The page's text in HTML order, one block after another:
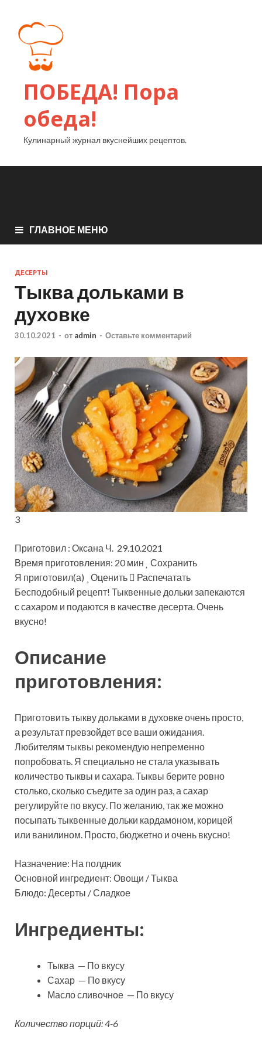
ПОБЕДА! Пора
обеда!
Кулинарный журнал вкуснейших рецептов.
ГЛАВНОЕ МЕНЮ
ДЕСЕРТЫ
Тыква дольками в
духовке
30.10.2021 - от admin - Оставьте комментарий
3
Приготовил : Оксана Ч. 29.10.2021
Время приготовления: 20 мин
Сохранить
Я приготовил(а)
Оценить
Распечатать
Бесподобный рецепт! Тыквенные дольки запекаются
с сахаром и подаются в качестве десерта. Очень
вкусно!
Описание
приготовления:
Приготовить тыкву дольками в духовке очень просто,
а результат превзойдет все ваши ожидания.
Любителям тыквы рекомендую непременно
попробовать. Я специально не стала указывать
количество тыквы и сахара. Тыквы берите ровно
столько, сколько съедите за один раз, а сахар
регулируйте по вкусу. По желанию, так же можно
посыпать тыквенные дольки кардамоном, корицей
или ванилином. Просто, бюджетно и очень вкусно!
Назначение: На полдник
Основной ингредиент: Овощи / Тыква
Блюдо: Десерты / Сладкое
Ингредиенты:
Тыква — По вкусу
Сахар — По вкусу
Масло сливочное — По вкусу
Количество порций: 4-6